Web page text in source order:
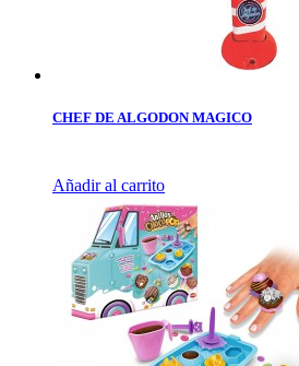
CHEF DE ALGODON MAGICO
Añadir al carrito